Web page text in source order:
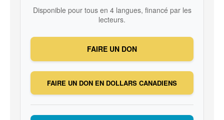
Disponible pour tous en 4 langues, financé par les
lecteurs.
FAIRE UN DON
FAIRE UN DON EN DOLLARS CANADIENS